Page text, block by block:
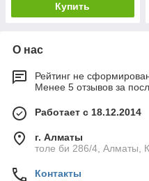
Купить
О нас
Рейтинг не
Менее 5 отзывов за
Работает с 18.12.2014
г. Алматы
толе би 286/4, Алматы,
Контакты